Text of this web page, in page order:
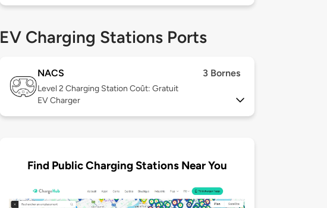
EV Charging Stations Ports
NACS 3 Bornes
Level 2 Charging Station Coût: Gratuit
EV Charger
Find Public Charging Stations Near You